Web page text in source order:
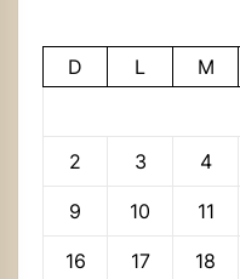
D L M
2 3 4
9 10 11
16 17 18